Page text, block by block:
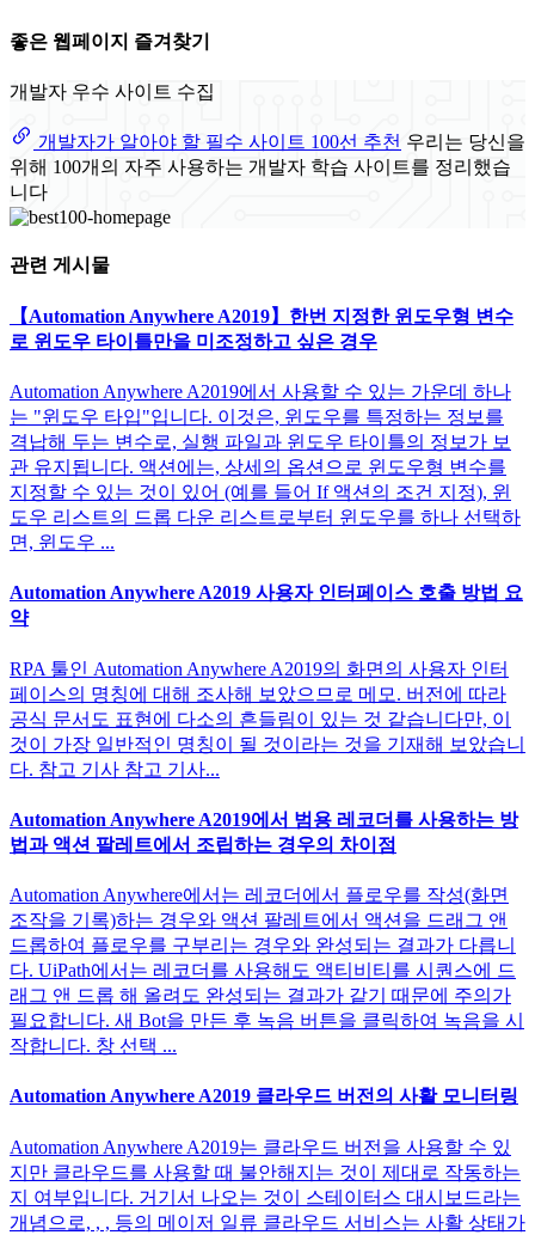
좋은 웹페이지 즐겨찾기
개발자 우수 사이트 수집
개발자가 알아야 할 필수 사이트 100선 추천 우리는 당신을
위해 100개의 자주 사용하는 개발자 학습 사이트를 정리했습
니다
관련 게시물
【Automation Anywhere A2019】한번 지정한 윈도우형 변수
로 윈도우 타이틀만을 미조정하고 싶은 경우
Automation Anywhere A2019에서 사용할 수 있는 가운데 하나
는 "윈도우 타입"입니다. 이것은, 윈도우를 특정하는 정보를
격납해 두는 변수로, 실행 파일과 윈도우 타이틀의 정보가 보
관 유지됩니다. 액션에는, 상세의 옵션으로 윈도우형 변수를
지정할 수 있는 것이 있어 (예를 들어 If 액션의 조건 지정), 윈
도우 리스트의 드롭 다운 리스트로부터 윈도우를 하나 선택하
면, 윈도우 ...
Automation Anywhere A2019 사용자 인터페이스 호출 방법 요
약
RPA 툴인 Automation Anywhere A2019의 화면의 사용자 인터
페이스의 명칭에 대해 조사해 보았으므로 메모. 버전에 따라
공식 문서도 표현에 다소의 흔들림이 있는 것 같습니다만, 이
것이 가장 일반적인 명칭이 될 것이라는 것을 기재해 보았습니
다. 참고 기사 참고 기사...
Automation Anywhere A2019에서 범용 레코더를 사용하는 방
법과 액션 팔레트에서 조립하는 경우의 차이점
Automation Anywhere에서는 레코더에서 플로우를 작성(화면
조작을 기록)하는 경우와 액션 팔레트에서 액션을 드래그 앤
드롭하여 플로우를 구부리는 경우와 완성되는 결과가 다릅니
다. UiPath에서는 레코더를 사용해도 액티비티를 시퀀스에 드
래그 앤 드롭 해 올려도 완성되는 결과가 같기 때문에 주의가
필요합니다. 새 Bot을 만든 후 녹음 버튼을 클릭하여 녹음을 시
작합니다. 창 선택 ...
Automation Anywhere A2019 클라우드 버전의 사활 모니터링
Automation Anywhere A2019는 클라우드 버전을 사용할 수 있
지만 클라우드를 사용할 때 불안해지는 것이 제대로 작동하는
지 여부입니다. 거기서 나오는 것이 스테이터스 대시보드라는
개념으로, , , 등의 메이저 일류 클라우드 서비스는 사활 상태가